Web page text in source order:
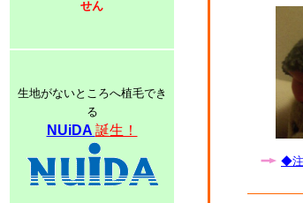
せん
生地がないところへ植毛でき
る
NUiDA 誕生！
◆注